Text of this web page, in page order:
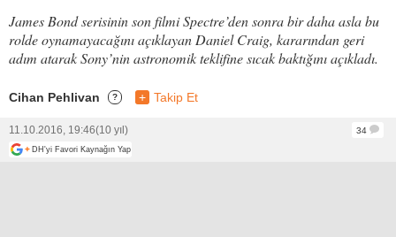
James Bond serisinin son filmi Spectre’den sonra bir daha asla bu
rolde oynamayacağını açıklayan Daniel Craig, kararından geri
adım atarak Sony’nin astronomik teklifine sıcak baktığını açıkladı.
Cihan Pehlivan ? + Takip Et
11.10.2016, 19:46(10 yıl)
34
+ DH'yi Favori Kaynağın Yap